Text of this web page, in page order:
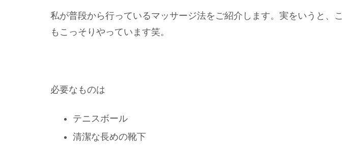
私が普段から行っているマッサージ法をご紹介します。実をいうと、
もこっそりやっています笑。
必要なものは
テニスボール
清潔な長めの靴下